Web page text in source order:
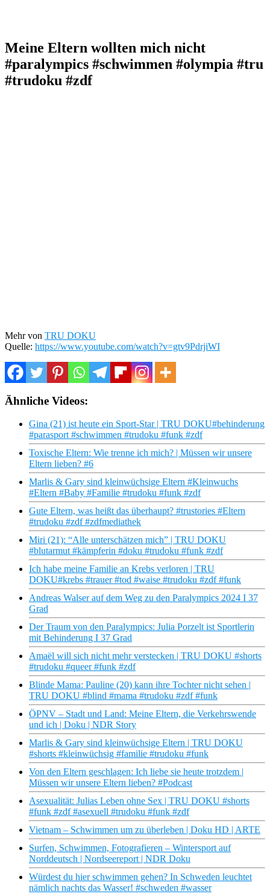
Meine Eltern wollten mich nicht
#paralympics #schwimmen #olympia #tru
#trudoku #zdf
Mehr von TRU DOKU
Quelle: https://www.youtube.com/watch?v=gtv9PdrjiWI
Ähnliche Videos:
Gina (21) ist heute ein Sport-Star | TRU DOKU#behinderung
#parasport #schwimmen #trudoku #funk #zdf
Toxische Eltern: Wie trenne ich mich? | Müssen wir unsere
Eltern lieben? #6
Marlis & Gary sind kleinwüchsige Eltern #Kleinwuchs
#Eltern #Baby #Familie #trudoku #funk #zdf
Gute Eltern, was heißt das überhaupt? #trustories #Eltern
#trudoku #zdf #zdfmediathek
Miri (21): “Alle unterschätzen mich” | TRU DOKU
#blutarmut #kämpferin #doku #trudoku #funk #zdf
Ich habe meine Familie an Krebs verloren | TRU
DOKU#krebs #trauer #tod #waise #trudoku #zdf #funk
Andreas Walser auf dem Weg zu den Paralympics 2024 I 37
Grad
Der Traum von den Paralympics: Julia Porzelt ist Sportlerin
mit Behinderung I 37 Grad
Amaël will sich nicht mehr verstecken | TRU DOKU #shorts
#trudoku #queer #funk #zdf
Blinde Mama: Pauline (20) kann ihre Tochter nicht sehen |
TRU DOKU #blind #mama #trudoku #zdf #funk
ÖPNV – Stadt und Land: Meine Eltern, die Verkehrswende
und ich | Doku | NDR Story
Marlis & Gary sind kleinwüchsige Eltern | TRU DOKU
#shorts #kleinwüchsig #familie #trudoku #funk
Von den Eltern geschlagen: Ich liebe sie heute trotzdem |
Müssen wir unsere Eltern lieben? #Podcast
Asexualität: Julias Leben ohne Sex | TRU DOKU #shorts
#funk #zdf #asexuell #trudoku #funk #zdf
Vietnam – Schwimmen um zu überleben | Doku HD | ARTE
Surfen, Schwimmen, Fotografieren – Wintersport auf
Norddeutsch | Nordseereport | NDR Doku
Würdest du hier schwimmen gehen? In Schweden leuchtet
nämlich nachts das Wasser! #schweden #wasser